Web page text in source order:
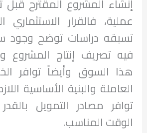
إنشاء المشروع المقترح قبل
عملية، فالقرار الاستثماري
تسبقه دراسات توضح
فيه تصريف إنتاج المشروع
هذا السوق وأيضاً توافر
العاملة والبنية الأساسية
توافر مصادر التمويل
الوقت المناسب.